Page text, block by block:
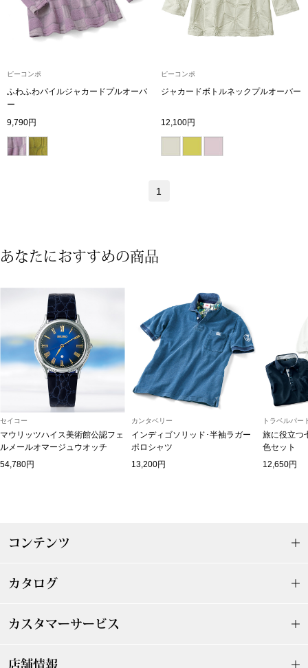
Miss Kyouko／ミスキョウコ
集
ビー
ーブルウェア
ズ
ポーチ
ファッション
帽子
ネクタイ
マフラー／ス
サングラス／
ピーコンポ
ふわふわパイルジャカードプルオーバ
ー
9,790円
ピーコンポ
ジャカードボトルネックプルオーバー
12,100円
1
あなたにおすすめの商品
セイコー
マウリッツハイス美術館公認フェ
ルメールオマージュウオッチ
54,780円
カンタベリー
インディゴソリッド･半袖ラガー
ポロシャツ
13,200円
トラベルパー
旅に役立つ
色セット
12,650円
コンテンツ
カタログ
カスタマーサービス
店舗情報